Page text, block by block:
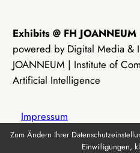
Exhibits @ FH JOANNEUM
powered by Digital Media &
JOANNEUM | Institute of
Artificial Intelligence
Impressum
Zum Ändern Ihrer
Einwilligungen,